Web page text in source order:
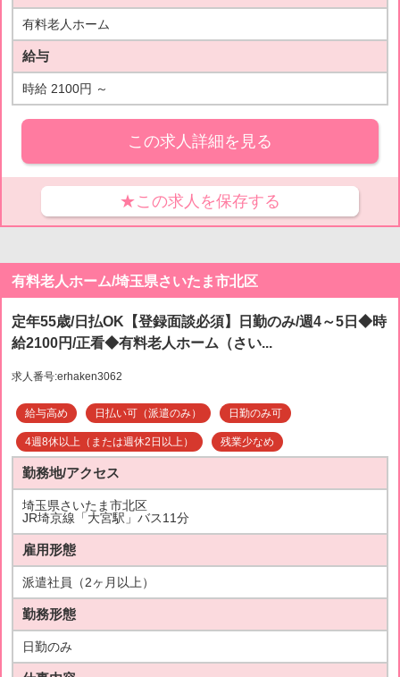
有料老人ホーム
給与
時給 2100円 ～
この求人詳細を見る
★この求人を保存する
有料老人ホーム/埼玉県さいたま市北区
定年55歳/日払OK【登録面談必須】日勤のみ/週4～5日◆時
給2100円/正看◆有料老人ホーム（さい...
求人番号:erhaken3062
給与高め 日払い可（派遣のみ） 日勤のみ可
4週8休以上（または週休2日以上） 残業少なめ
勤務地/アクセス
埼玉県さいたま市北区
JR埼京線「大宮駅」バス11分
雇用形態
派遣社員（2ヶ月以上）
勤務形態
日勤のみ